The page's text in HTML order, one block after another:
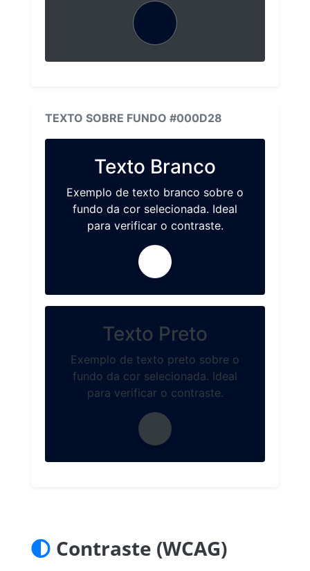
TEXTO SOBRE FUNDO #000D28
Texto Branco
Exemplo de texto branco sobre o
fundo da cor selecionada. Ideal
para verificar o contraste.
Texto Preto
Exemplo de texto preto sobre o
fundo da cor selecionada. Ideal
para verificar o contraste.
Contraste (WCAG)